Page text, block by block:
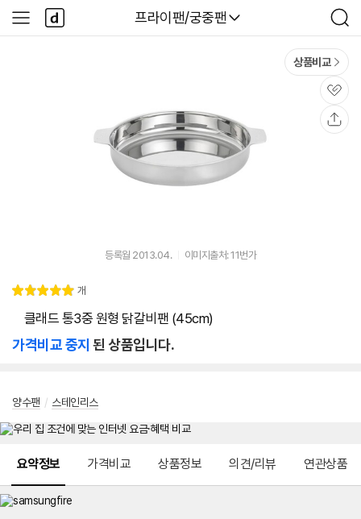
다나와
프라이팬/궁중팬
검
색
사
이
다
나
와
상품비교
관
심
등록월 2013.04. 이미지출처: 11번가
별
5.
리
개
ㅤ클래드 통3중 원형 닭갈비팬 (45cm)
가격비교 중지 된 상품입니다.
양수팬 / 스테인리스
요약정보 가격비교 상품정보 의견/리뷰 연관상품